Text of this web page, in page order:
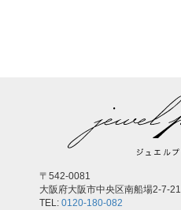
〒542-0081
大阪府大阪市中央区南船場2-7-21
TEL: 0120-180-082